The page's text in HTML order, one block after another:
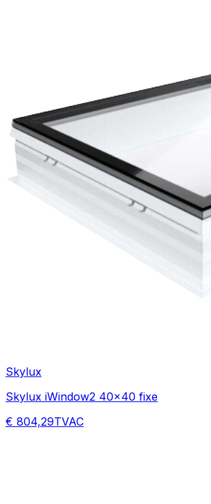
Skylux
Skylux iWindow2 40x40 fixe
€ 804,29TVAC